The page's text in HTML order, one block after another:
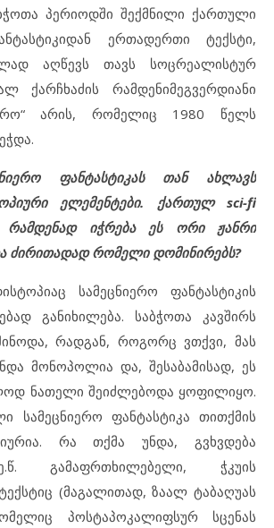
პერიოდში შექმნილი ქართული
ერთადერთი ტექსტი,
აღწევს თავს სოცრეალისტურ
ქარჩხაძის რამდენიმეგვერდიანი
არის, რომელიც 1980 წელს
ფანტასტიკას თან ახლავს
ელემენტები. ქართულ sci-fi
რამდენად იჭრება ეს ორი ჟანრი
ძირითადად რომელი დომინირებს?
სამეცნიერო ფანტასტიკის
განიხილება. საბჭოთა კავშირს
რადგან, როგორც ვთქვი, მას
მონოპოლია და, შესაბამისად, ეს
ნათელი შეიძლებოდა ყოფილიყო.
სამეცნიერო ფანტასტიკა თითქმის
რა თქმა უნდა, გვხვდება
გამაფრთხილებელი, ჭკუის
(მაგალითად, ზაალ ტაბაღუას
პოსტაპოკალიფსურ სცენას